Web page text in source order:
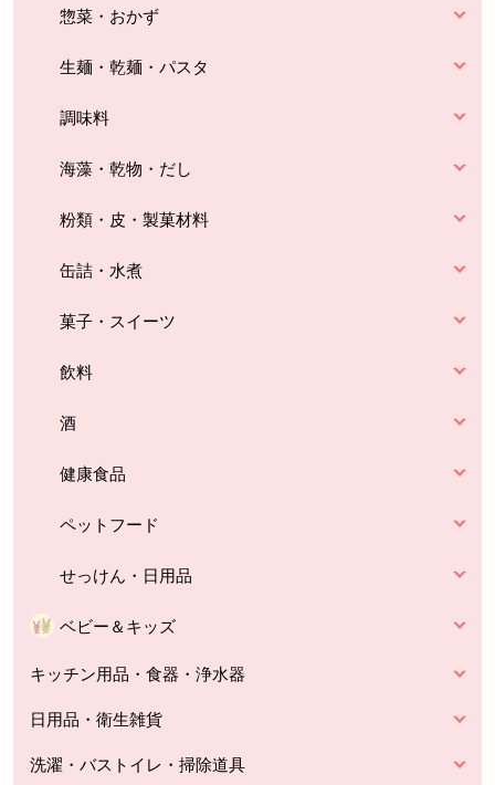
惣菜・おかず
生麺・乾麺・パスタ
調味料
海藻・乾物・だし
粉類・皮・製菓材料
缶詰・水煮
菓子・スイーツ
飲料
酒
健康食品
ペットフード
せっけん・日用品
ベビー＆キッズ
キッチン用品・食器・浄水器
日用品・衛生雑貨
洗濯・バストイレ・掃除道具